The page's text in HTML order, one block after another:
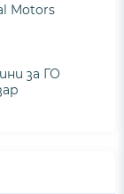
Motors
за ГО